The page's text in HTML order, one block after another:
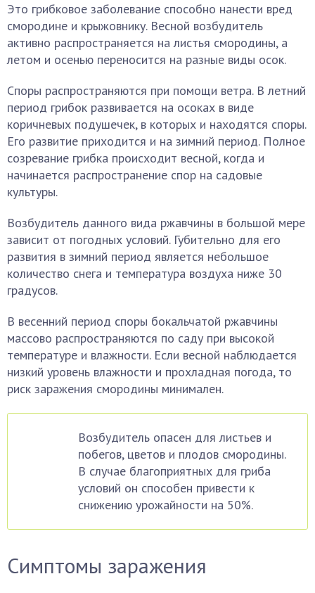
Это грибковое заболевание способно нанести вред
смородине и крыжовнику. Весной возбудитель
активно распространяется на листья смородины, а
летом и осенью переносится на разные виды осок.
Споры распространяются при помощи ветра. В летний
период грибок развивается на осоках в виде
коричневых подушечек, в которых и находятся споры.
Его развитие приходится и на зимний период. Полное
созревание грибка происходит весной, когда и
начинается распространение спор на садовые
культуры.
Возбудитель данного вида ржавчины в большой мере
зависит от погодных условий. Губительно для его
развития в зимний период является небольшое
количество снега и температура воздуха ниже 30
градусов.
В весенний период споры бокальчатой ржавчины
массово распространяются по саду при высокой
температуре и влажности. Если весной наблюдается
низкий уровень влажности и прохладная погода, то
риск заражения смородины минимален.
Возбудитель опасен для листьев и
побегов, цветов и плодов смородины.
В случае благоприятных для гриба
условий он способен привести к
снижению урожайности на 50%.
Симптомы заражения